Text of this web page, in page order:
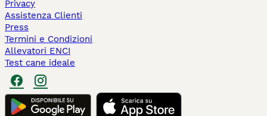
Privacy
Assistenza Clienti
Press
Termini e Condizioni
Allevatori ENCI
Test cane ideale